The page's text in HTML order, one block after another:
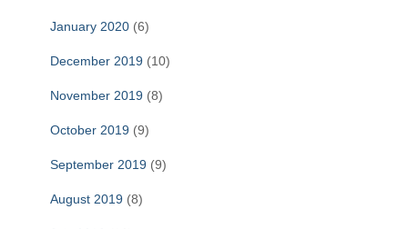
January 2020 (6)
December 2019 (10)
November 2019 (8)
October 2019 (9)
September 2019 (9)
August 2019 (8)